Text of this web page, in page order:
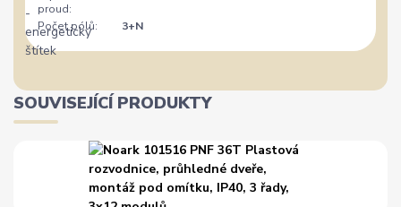
proud:
Počet pólů: 3+N
SOUVISEJÍCÍ PRODUKTY